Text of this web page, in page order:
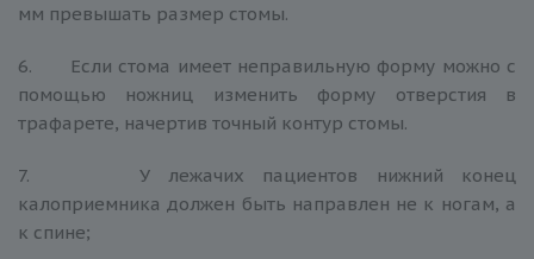
мм превышать размер стомы.
6. Если стома имеет неправильную форму можно с
помощью ножниц изменить форму отверстия в
трафарете, начертив точный контур стомы.
7. У лежачих пациентов нижний конец
калоприемника должен быть направлен не к ногам, а
к спине;